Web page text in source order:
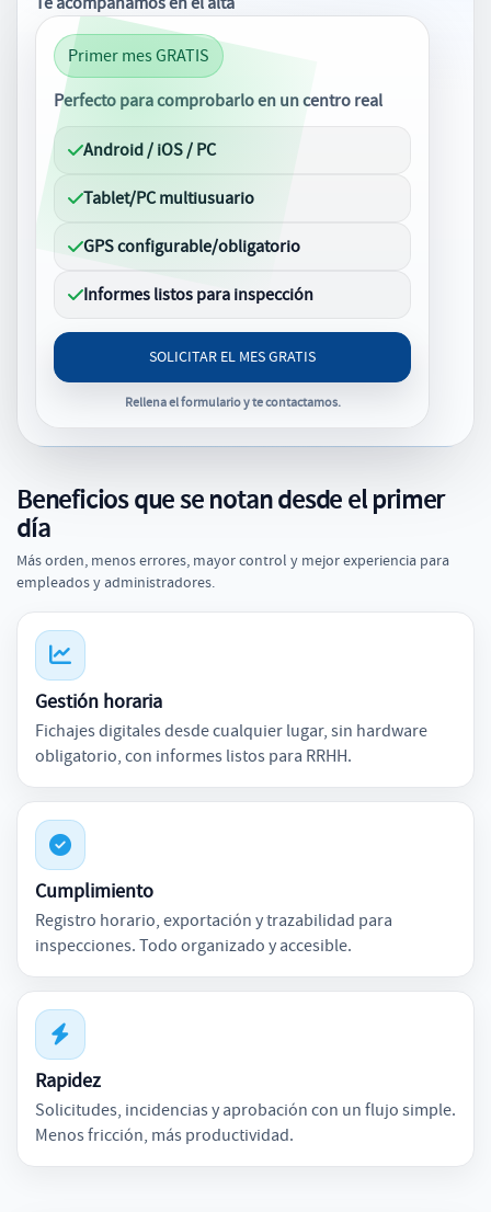
Primer mes GRATIS
Perfecto para comprobarlo en un centro real
Android / iOS / PC
Tablet/PC multiusuario
GPS configurable/obligatorio
Informes listos para inspección
SOLICITAR EL MES GRATIS
Rellena el formulario y te contactamos.
Beneficios que se notan desde el primer
día
Más orden, menos errores, mayor control y mejor experiencia para
empleados y administradores.
Gestión horaria
Fichajes digitales desde cualquier lugar, sin hardware
obligatorio, con informes listos para RRHH.
Cumplimiento
Registro horario, exportación y trazabilidad para
inspecciones. Todo organizado y accesible.
Rapidez
Solicitudes, incidencias y aprobación con un flujo simple.
Menos fricción, más productividad.